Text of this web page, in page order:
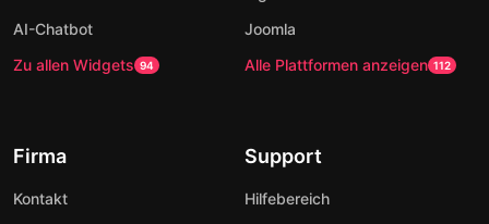
AI-Chatbot
Zu allen Widgets 94
Joomla
Alle Plattformen anzeigen 112
Firma
Kontakt
Support
Hilfebereich